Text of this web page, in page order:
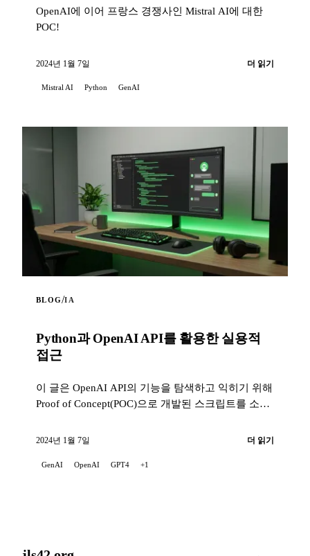
OpenAI에 이어 프랑스 경쟁사인 Mistral AI에 대한
POC!
2024년 1월 7일 더 읽기
Mistral AI Python GenAI
BLOG/IA
Python과 OpenAI API를 활용한 실용적
접근
이 글은 OpenAI API의 기능을 탐색하고 익히기 위해
Proof of Concept(POC)으로 개발된 스크립트를 소개
2024년 1월 7일 더 읽기
GenAI OpenAI GPT4 +1